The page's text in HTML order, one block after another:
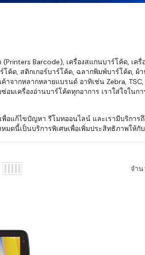
Barcode), เครื่องสแกนบาร์โค้ด, เค
ค้ด, สติกเกอร์บาร์โค้ด, ฉลากพิมพ์บาร์โค้ด,
หลากหลายแบรนด์ อาทิเช่น Zebra, TSC,
เครื่องอ่านบาร์โค้ดทุกอาการ เราใส่ใจใน
แก้ไขปัญหา รีโมทออนไลน์ และเรามีบริการ
นี้เป็นบริการพิเศษเพื่อเพิ่มประสิทธิภาพให้กั
จำ